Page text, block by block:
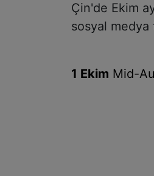
Çin'de Ekim
sosyal medya
1 Ekim Mid-